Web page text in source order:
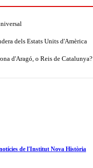
dels Estats Units d'Amèrica
d'Aragó, o Reis de Catalunya?
de l'Institut Nova Història